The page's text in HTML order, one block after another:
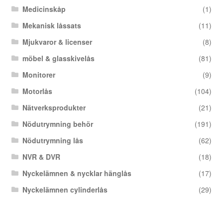
Medicinskåp
(1)
Mekanisk låssats
(11)
Mjukvaror & licenser
(8)
möbel & glasskivelås
(81)
Monitorer
(9)
Motorlås
(104)
Nätverksprodukter
(21)
Nödutrymning behör
(191)
Nödutrymning lås
(62)
NVR & DVR
(18)
Nyckelämnen & nycklar hänglås
(17)
Nyckelämnen cylinderlås
(29)